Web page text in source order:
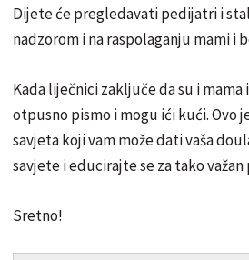
Dijete će pregledavati pedijatri i
nadzorom i na raspolaganju mami i
Kada liječnici zaključe da su i
otpusno pismo i mogu ići kući. Ovo
savjeta koji vam može dati vaša
savjete i educirajte se za tako
Sretno!